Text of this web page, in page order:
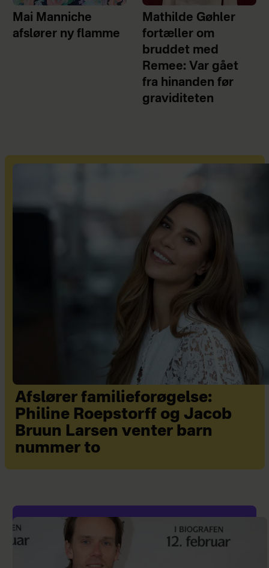
Mai Manniche
afslører ny flamme
Mathilde Gøhler
fortæller om
bruddet med
Remee: Var gået
fra hinanden før
graviditeten
Afslører familieforøgelse:
Philine Roepstorff og Jacob
Bruun Larsen venter barn
nummer to